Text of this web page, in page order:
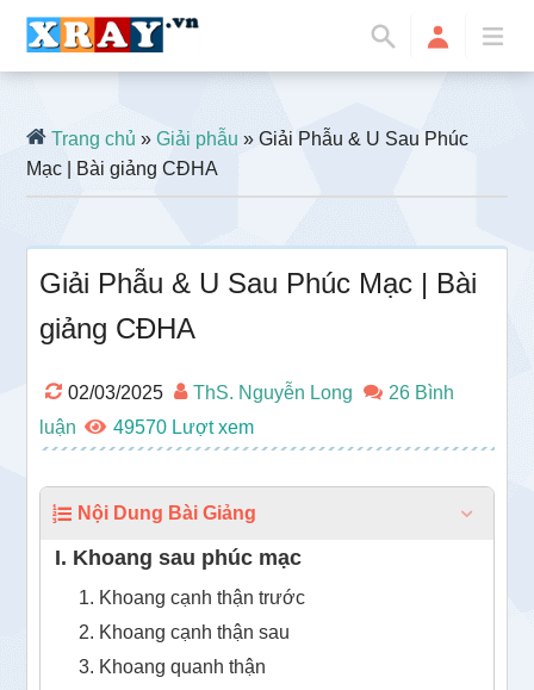
Trang chủ »Giải phẫu » Giải Phẫu & U Sau Phúc
Mạc | Bài giảng CĐHA
Giải Phẫu & U Sau Phúc Mạc | Bài
giảng CĐHA
02/03/2025 ThS. Nguyễn Long
26 Bình
luận
49570
Nội Dung Bài Giảng
I. Khoang sau phúc mạc
1. Khoang cạnh thận trước
2. Khoang cạnh thận sau
3. Khoang quanh thận